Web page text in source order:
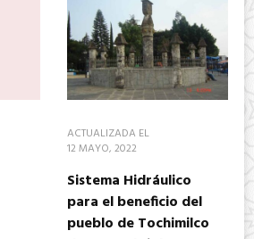
ACTUALIZADA EL
12 MAYO, 2022
Sistema Hidráulico
para el beneficio del
pueblo de Tochimilco